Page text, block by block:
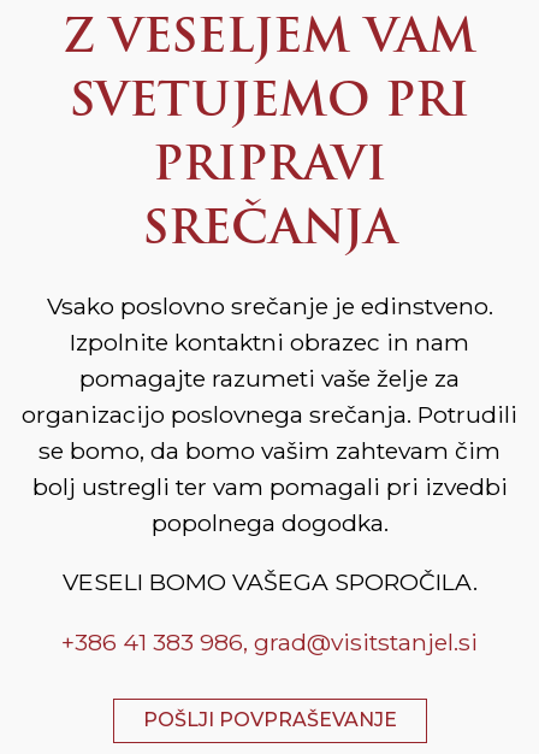
Z VESELJEM VAM
SVETUJEMO PRI
PRIPRAVI
SREČANJA
Vsako poslovno srečanje je edinstveno.
Izpolnite kontaktni obrazec in nam
pomagajte razumeti vaše želje za
organizacijo poslovnega srečanja. Potrudili
se bomo, da bomo vašim zahtevam čim
bolj ustregli ter vam pomagali pri izvedbi
popolnega dogodka.
VESELI BOMO VAŠEGA SPOROČILA.
+386 41 383 986, grad@visitstanjel.si
POŠLJI POVPRAŠEVANJE